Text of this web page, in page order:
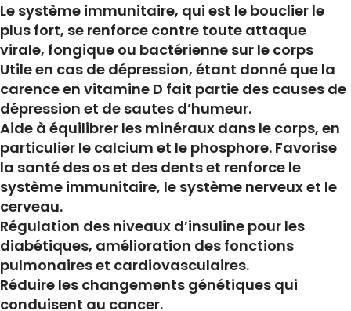
Le système immunitaire, qui est le bouclier le
plus fort, se renforce contre toute attaque
virale, fongique ou bactérienne sur le corps
Utile en cas de dépression, étant donné que la
carence en vitamine D fait partie des causes de
dépression et de sautes d’humeur.
Aide à équilibrer les minéraux dans le corps, en
particulier le calcium et le phosphore. Favorise
la santé des os et des dents et renforce le
système immunitaire, le système nerveux et le
cerveau.
Régulation des niveaux d’insuline pour les
diabétiques, amélioration des fonctions
pulmonaires et cardiovasculaires.
Réduire les changements génétiques qui
conduisent au cancer.